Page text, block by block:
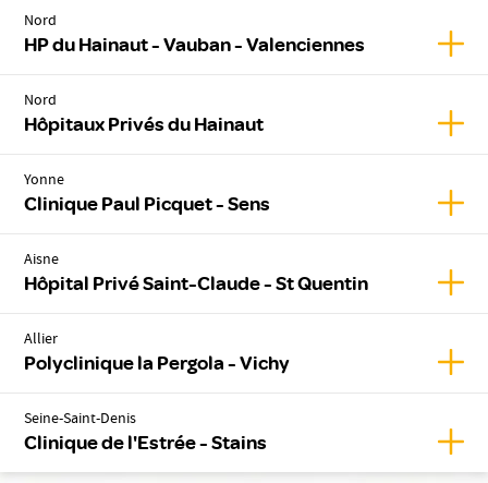
Nord
HP du Hainaut - Vauban - Valenciennes
Nord
Hôpitaux Privés du Hainaut
Yonne
Clinique Paul Picquet - Sens
Aisne
Hôpital Privé Saint-Claude - St Quentin
Allier
Polyclinique la Pergola - Vichy
Seine-Saint-Denis
Clinique de l'Estrée - Stains